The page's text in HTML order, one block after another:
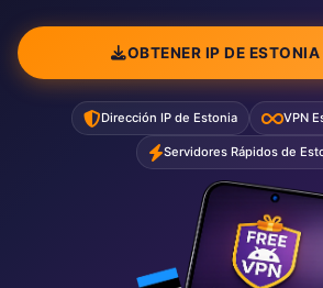
OBTENER IP DE
Dirección IP de Estonia VPN
Servidores Rápidos de